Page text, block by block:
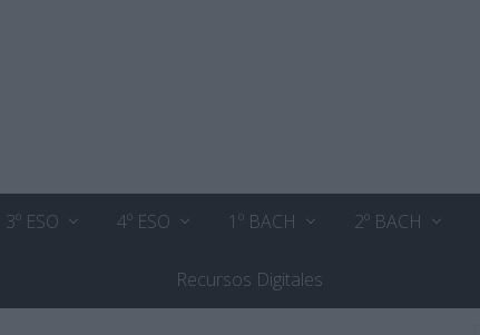
3º ESO 4º ESO 1º BACH 2º BACH
Recursos Digitales